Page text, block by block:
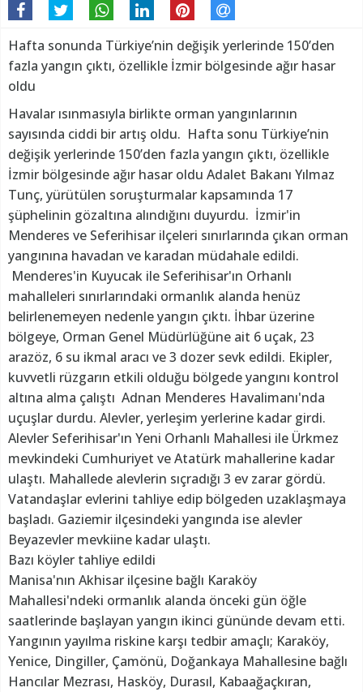
Hafta sonunda Türkiye’nin değişik yerlerinde 150’den
fazla yangın çıktı, özellikle İzmir bölgesinde ağır hasar
oldu
Havalar ısınmasıyla birlikte orman yangınlarının
sayısında ciddi bir artış oldu. Hafta sonu Türkiye’nin
değişik yerlerinde 150’den fazla yangın çıktı, özellikle
İzmir bölgesinde ağır hasar oldu Adalet Bakanı Yılmaz
Tunç, yürütülen soruşturmalar kapsamında 17
şüphelinin gözaltına alındığını duyurdu. İzmir'in
Menderes ve Seferihisar ilçeleri sınırlarında çıkan orman
yangınına havadan ve karadan müdahale edildi.
Menderes'in Kuyucak ile Seferihisar'ın Orhanlı
mahalleleri sınırlarındaki ormanlık alanda henüz
belirlenemeyen nedenle yangın çıktı. İhbar üzerine
bölgeye, Orman Genel Müdürlüğüne ait 6 uçak, 23
arazöz, 6 su ikmal aracı ve 3 dozer sevk edildi. Ekipler,
kuvvetli rüzgarın etkili olduğu bölgede yangını kontrol
altına alma çalıştı Adnan Menderes Havalimanı'nda
uçuşlar durdu. Alevler, yerleşim yerlerine kadar girdi.
Alevler Seferihisar'ın Yeni Orhanlı Mahallesi ile Ürkmez
mevkindeki Cumhuriyet ve Atatürk mahallerine kadar
ulaştı. Mahallede alevlerin sıçradığı 3 ev zarar gördü.
Vatandaşlar evlerini tahliye edip bölgeden uzaklaşmaya
başladı. Gaziemir ilçesindeki yangında ise alevler
Beyazevler mevkiine kadar ulaştı.
Bazı köyler tahliye edildi
Manisa'nın Akhisar ilçesine bağlı Karaköy
Mahallesi'ndeki ormanlık alanda önceki gün öğle
saatlerinde başlayan yangın ikinci gününde devam etti.
Yangının yayılma riskine karşı tedbir amaçlı; Karaköy,
Yenice, Dingiller, Çamönü, Doğankaya Mahallesine bağlı
Hancılar Mezrası, Hasköy, Durasıl, Kabaağaçkıran,